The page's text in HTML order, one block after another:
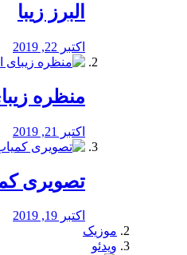
البرز زیبا
اکتبر 22, 2019
منظره‌‌
اکتبر 21, 2019
️تصویری
اکتبر 19, 2019
موزیک
ویدئو